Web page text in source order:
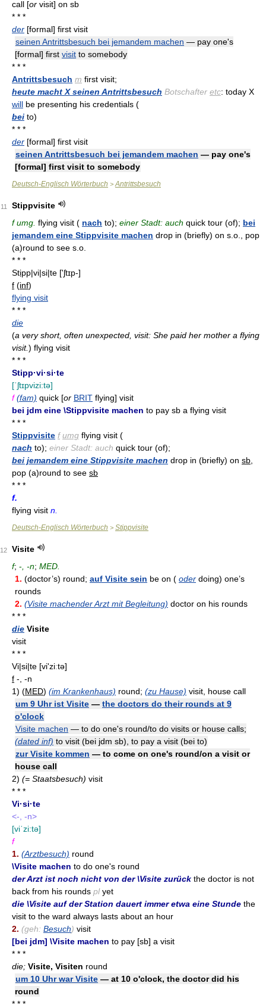
call [or visit] on sb
* * *
der [formal] first visit
seinen Antrittsbesuch bei jemandem machen — pay one's
[formal] first visit to somebody
* * *
Antrittsbesuch m first visit;
heute macht X seinen Antrittsbesuch Botschafter etc: today X
will be presenting his credentials (
bei to)
* * *
der [formal] first visit
seinen Antrittsbesuch bei jemandem machen — pay one's
[formal] first visit to somebody
Deutsch-Englisch Wörterbuch > Antrittsbesuch
11
Stippvisite
f umg. flying visit ( nach to); einer Stadt: auch quick tour (of); bei
jemandem eine Stippvisite machen drop in (briefly) on s.o., pop
(a)round to see s.o.
* * *
Stịpp|vi|si|te ['ʃtɪp-]
f (inf)
flying visit
* * *
die
(a very short, often unexpected, visit: She paid her mother a flying
visit.) flying visit
* * *
Stipp·vi·si·te
[ˈʃtɪpvizi:tə]
f (fam) quick [or BRIT flying] visit
bei jdm eine \Stippvisite machen to pay sb a flying visit
* * *
Stippvisite f umg flying visit (
nach to); einer Stadt: auch quick tour (of);
bei jemandem eine Stippvisite machen drop in (briefly) on sb
pop (a)round to see sb
* * *
f.
flying visit n.
Deutsch-Englisch Wörterbuch > Stippvisite
12
Visite
f; - , -n; MED.
1. (doctor’s) round; auf Visite sein be on ( oder doing) one’s
rounds
2. (Visite machender Arzt mit Begleitung) doctor on his rounds
* * *
die Visite
visit
* * *
Vi|si|te [vi'ziːtə]
f -, -n
1) (MED) (im Krankenhaus) round; (zu Hause) visit, house call
um 9 Uhr ist Visite — the doctors do their rounds at 9
o'clock
Visite machen — to do one's round/to do visits or house calls;
(dated inf) to visit (bei jdm sb), to pay a visit (bei to)
zur Visite kommen — to come on one's round/on a visit or
house call
2) (= Staatsbesuch) visit
* * *
Vi·si·te
<-, -n>
[viˈzi:tə]
f
1. (Arztbesuch) round
\Visite machen to do one's round
der Arzt ist noch nicht von der \Visite zurück the doctor is not
back from his rounds plyet
die \Visite auf der Station dauert immer etwa eine Stunde the
visit to the ward always lasts about an hour
2. (geh: Besuch) visit
[bei jdm] \Visite machen to pay [sb] a visit
* * *
die; Visite, Visiten round
um 10 Uhr war Visite — at 10 o'clock, the doctor did his
round